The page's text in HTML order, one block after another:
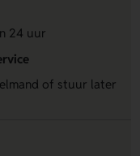
24 uur
of stuur later